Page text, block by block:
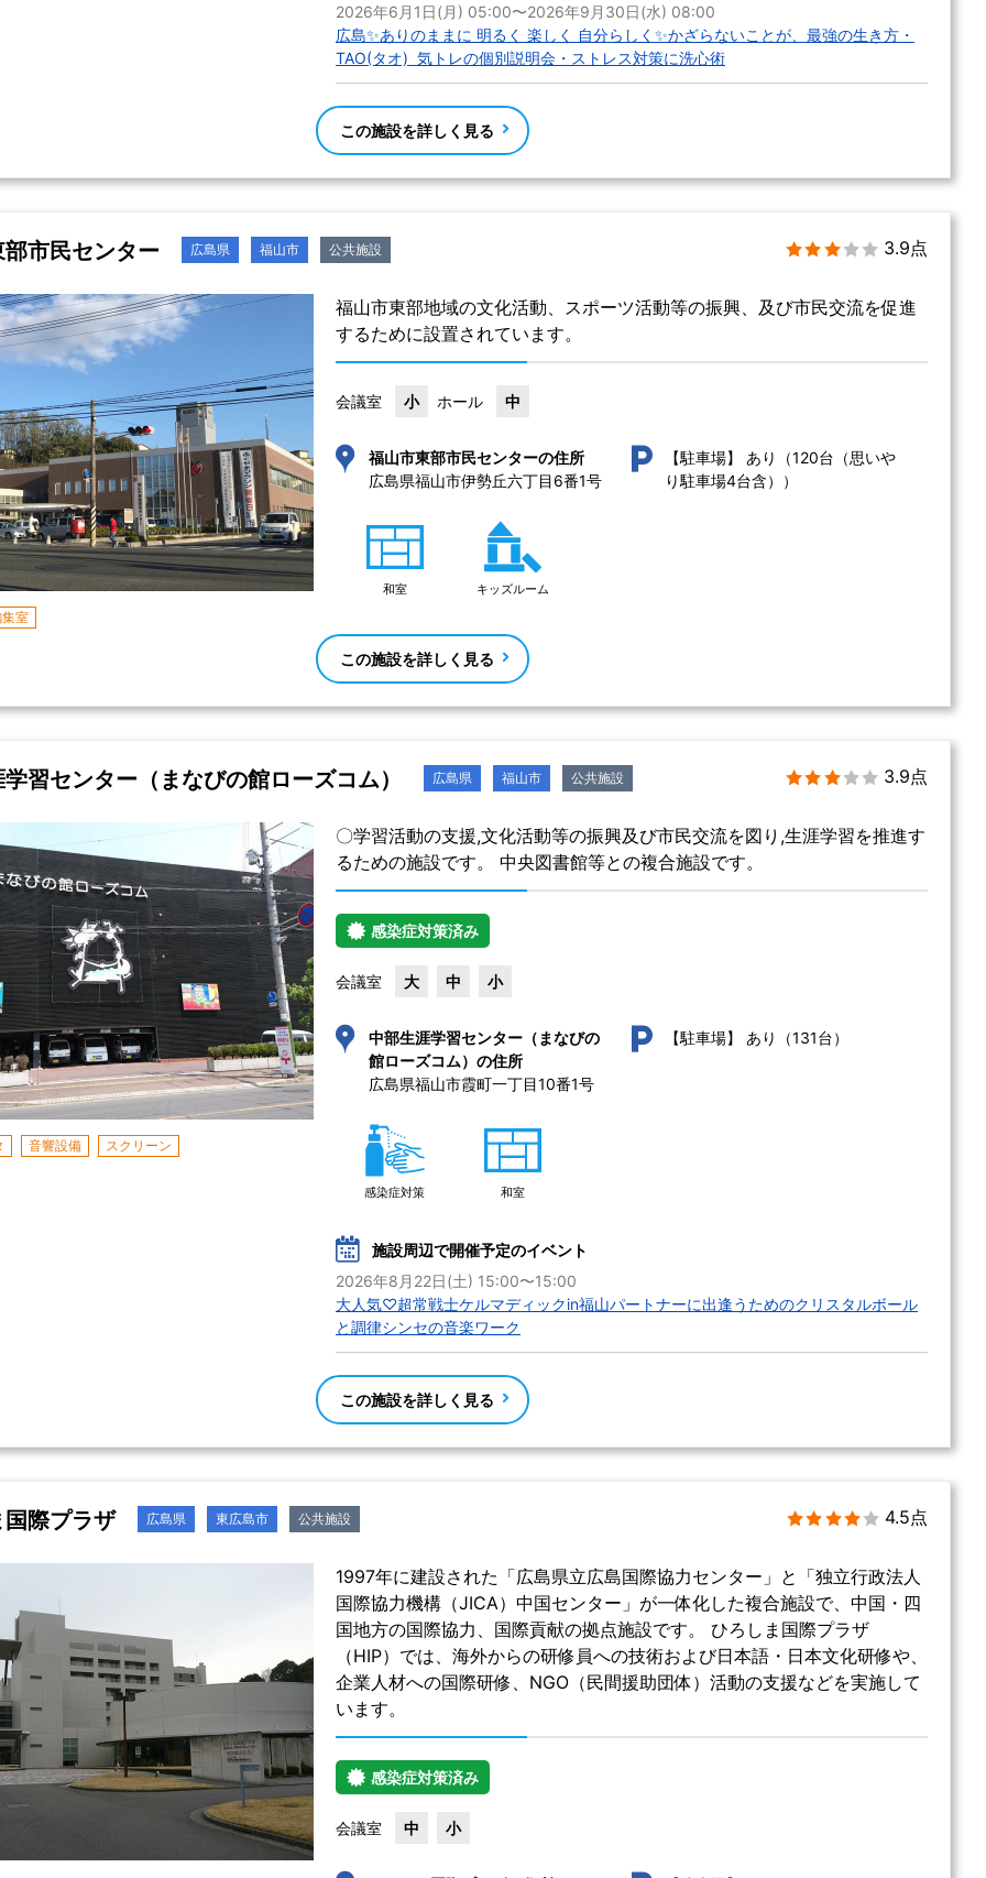
2026年6月1日(月) 05:00〜2026年9月30日(水) 08:00
広島✨️ありのままに 明るく 楽しく 自分らしく️✨️かざらないことが、最強の生き方・
TAO(タオ) 気トレの個別説明会・ストレス対策に洗心術
この施設を詳しく見る
市民センター 広島県 福山市 公共施設 3.9点
室
福山市東部地域の文化活動、スポーツ活動等の振興、及び市民交流を促進
するために設置されています。
会議室 小 ホール 中
福山市東部市民センターの住所
広島県福山市伊勢丘六丁目6番1号
【駐車場】
あり（120台（思いや
り駐車場4台含））
和室 キッズルーム
この施設を詳しく見る
習センター（まなびの館ローズコム） 広島県 福山市 公共施設 3.9点
音響設備 スクリーン
〇学習活動の支援,文化活動等の振興及び市民交流を図り,生涯学習を推進す
るための施設です。 中央図書館等との複合施設です。
感染症対策済み
会議室 大 中 小
中部生涯学習センター（まなびの
館ローズコム）の住所
広島県福山市霞町一丁目10番1号
【駐車場】 あり（131台）
感染症対策 和室
施設周辺で開催予定のイベント
2026年8月22日(土) 15:00〜15:00
大人気♡超常戦士ケルマディックin福山パートナーに出逢うためのクリスタルボール
と調律シンセの音楽ワーク
この施設を詳しく見る
際プラザ 広島県 東広島市 公共施設 4.5点
1997年に建設された「広島県立広島国際協力センター」と「独立行政法人
国際協力機構（JICA）中国センター」が一体化した複合施設で、中国・四
国地方の国際協力、国際貢献の拠点施設です。 ひろしま国際プラザ
（HIP）では、海外からの研修員への技術および日本語・日本文化研修や、
企業人材への国際研修、NGO（民間援助団体）活動の支援などを実施して
います。
感染症対策済み
会議室 中 小